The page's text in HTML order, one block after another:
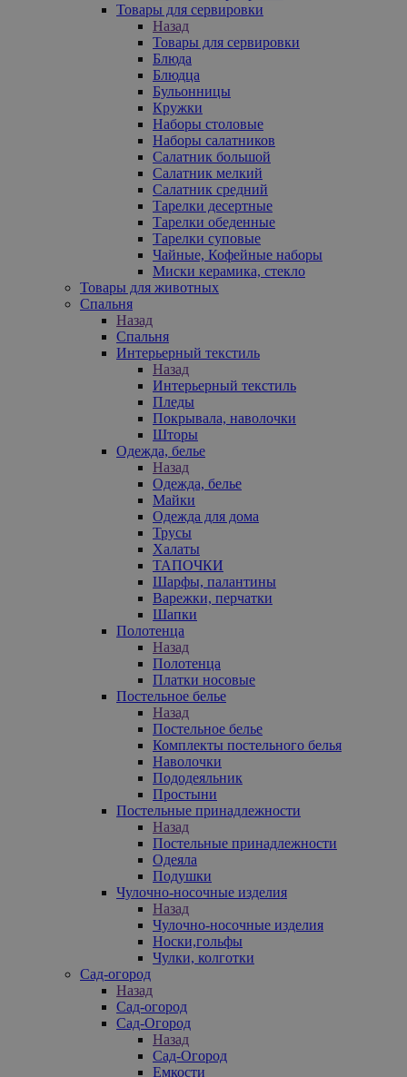
Товары для сервировки
Назад
Товары для сервировки
Блюда
Блюдца
Бульонницы
Кружки
Наборы столовые
Наборы салатников
Салатник большой
Салатник мелкий
Салатник средний
Тарелки десертные
Тарелки обеденные
Тарелки суповые
Чайные, Кофейные наборы
Миски керамика, стекло
Товары для животных
Спальня
Назад
Спальня
Интерьерный текстиль
Назад
Интерьерный текстиль
Пледы
Покрывала, наволочки
Шторы
Одежда, белье
Назад
Одежда, белье
Майки
Одежда для дома
Трусы
Халаты
ТАПОЧКИ
Шарфы, палантины
Варежки, перчатки
Шапки
Полотенца
Назад
Полотенца
Платки носовые
Постельное белье
Назад
Постельное белье
Комплекты постельного белья
Наволочки
Пододеяльник
Простыни
Постельные принадлежности
Назад
Постельные принадлежности
Одеяла
Подушки
Чулочно-носочные изделия
Назад
Чулочно-носочные изделия
Носки,гольфы
Чулки, колготки
Сад-огород
Назад
Сад-огород
Сад-Огород
Назад
Сад-Огород
Емкости